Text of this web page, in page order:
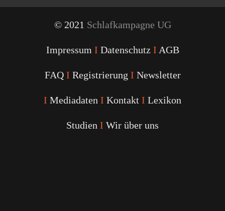
© 2021 Schlafkampagne UG
Impressum I Datenschutz I AGB
FAQ I Registrierung I Newsletter
I Mediadaten I Kontakt I Lexikon
Studien I Wir über uns